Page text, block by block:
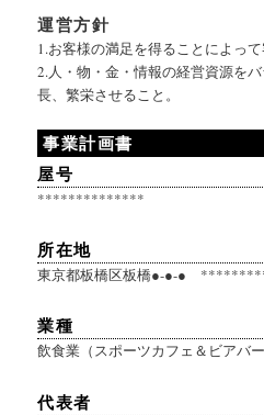
運営方針
1.お客様の満足を得ることによって
2.人・物・金・情報の経営資源を
長、繁栄させること。
事業計画書
屋号
**************
所在地
東京都板橋区板橋●-●-●
業種
飲食業（スポーツカフェ＆ビアバー
代表者